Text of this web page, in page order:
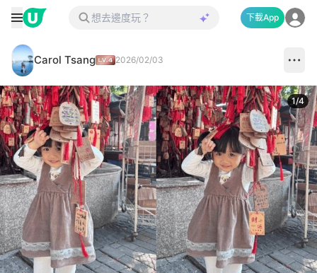
下載App
Carol Tsang 2026/02/03
1/4